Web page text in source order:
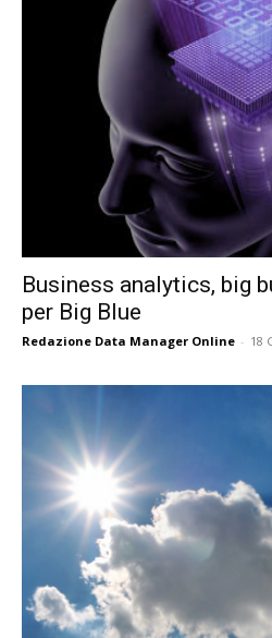
Business analytics, big
per Big Blue
Redazione Data Manager Online - 18